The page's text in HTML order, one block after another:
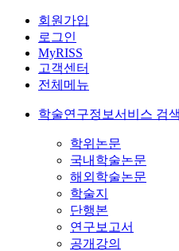
회원가입
로그인
MyRISS
고객센터
전체메뉴
학술연구정보서비스 검색
학위논문
국내학술논문
해외학술논문
학술지
단행본
연구보고서
공개강의